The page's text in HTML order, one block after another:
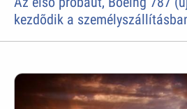
kezdõdik a